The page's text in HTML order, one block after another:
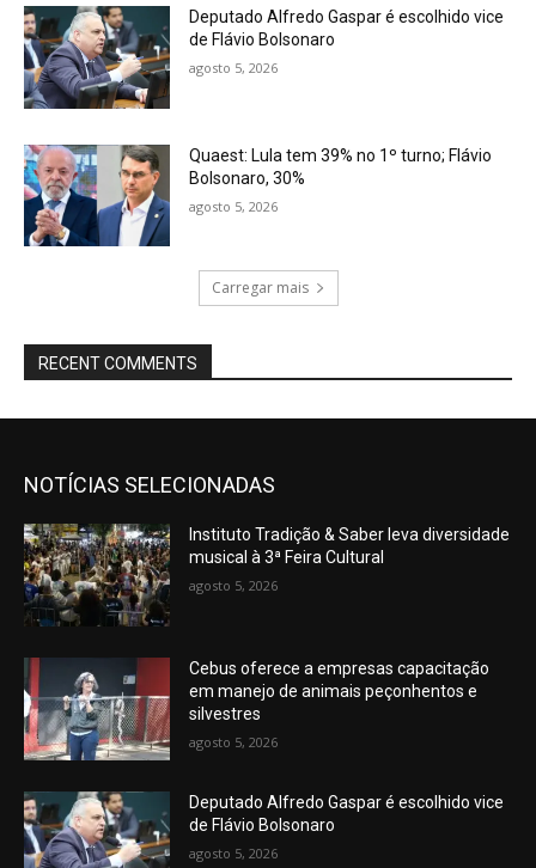
Deputado Alfredo Gaspar é escolhido vice
de Flávio Bolsonaro
agosto 5, 2026
Quaest: Lula tem 39% no 1º turno; Flávio
Bolsonaro, 30%
agosto 5, 2026
Carregar mais
RECENT COMMENTS
NOTÍCIAS SELECIONADAS
Instituto Tradição & Saber leva diversidade
musical à 3ª Feira Cultural
agosto 5, 2026
Cebus oferece a empresas capacitação
em manejo de animais peçonhentos e
silvestres
agosto 5, 2026
Deputado Alfredo Gaspar é escolhido vice
de Flávio Bolsonaro
agosto 5, 2026